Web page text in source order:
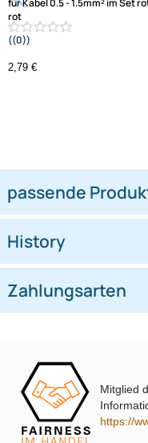
10x Kabelquetschverbinder
für Kabel 0.5 - 1.5mm² im Set
rot
((0))
passende
Mitglied
https://